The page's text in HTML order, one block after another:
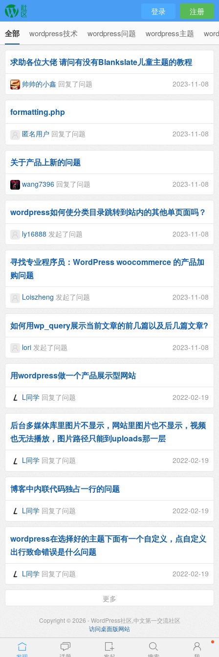
登录 注册
全部 wordpress技术 wordpress问题 wordpress主题
求助各位大佬 请问有没有Blankslate儿童主题的教程
帅帅的小鑫 回复了问题 2023-11-08
formatting.php
匿名用户 回复了问题 2023-11-08
关于产品上新的问题
wang7396 回复了问题 2023-11-08
wordpress如何使分类目录跳转到站内的其他单页面吗？
ly16888 发起了问题 2023-11-08
寻找专业程序员：WordPress woocommerce 的产品加
购问题
Loiszheng 发起了问题 2023-11-08
如何用wp_query展示当前文章的前几篇以及后几篇文章?
lori 发起了问题 2023-11-08
用wordpress做一个产品展示型网站
L同学 回复了问题 2022-02-19
后台多媒体库里图片不显示，网站里图片也不显示，视频
也无法播放，图片路径只能到uploads那一层
L同学 回复了问题 2022-02-19
博客中内联代码独占一行的问题
L同学 回复了问题 2022-02-19
wordpress在选择好的主题下面有一个自定义，点自定义
出行致命错误是什么问题
L同学 回复了问题 2022-02-19
更多
Copyright © 2026 - WordPress社区,中文第一交流社区
访问桌面版网站